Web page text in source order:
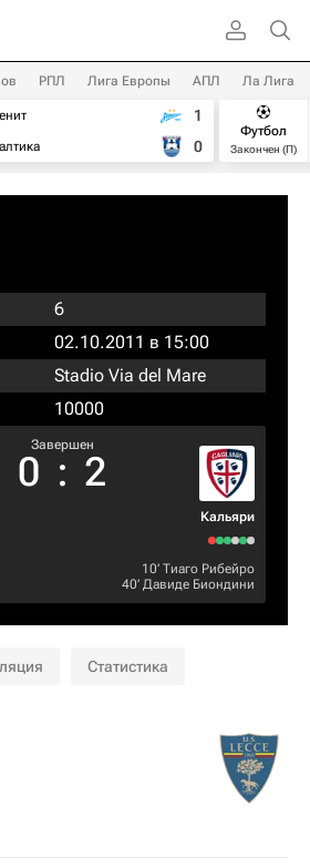
РПЛ Лига Европы АПЛ Ла Лига
1
0
Футбол
Закончен (П)
6
02.10.2011 в 15:00
Stadio Via del Mare
10000
Завершен
0 : 2
Кальяри
10‎’‎ Тиаго Рибейро
40‎’‎ Давиде Биондини
Статистика